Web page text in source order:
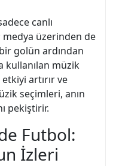
canlı
medya üzerinden de
golün ardından
kullanılan müzik
artırır ve
seçimleri, anın
pekiştirir.
Futbol:
İzleri